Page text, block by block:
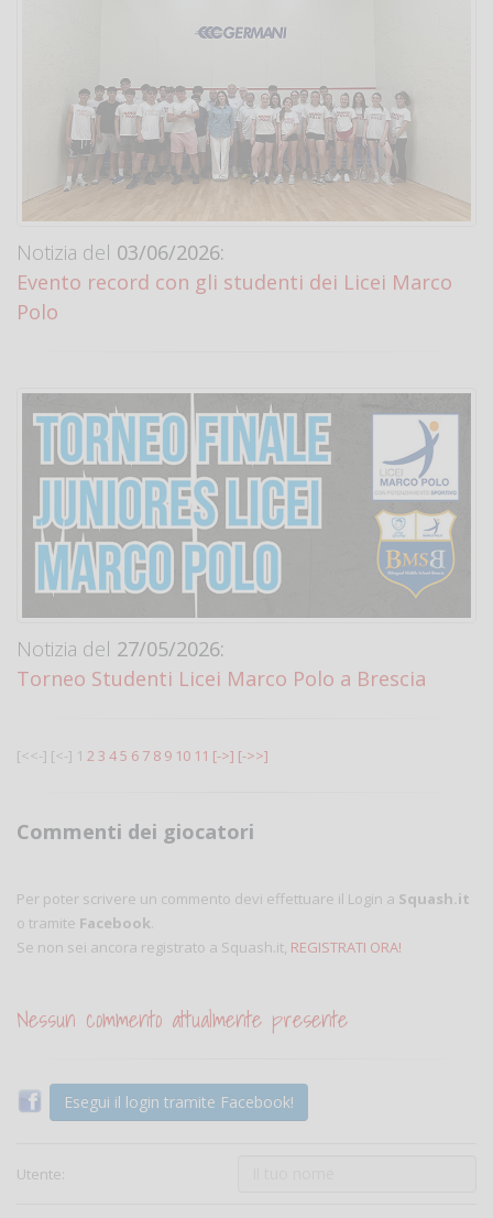
Notizia del 03/06/2026:
Evento record con gli studenti dei Licei Marco
Polo
Notizia del 27/05/2026:
Torneo Studenti Licei Marco Polo a Brescia
[<<-] [<-] 1 2 3 45 6 7 8 9 10 11 [->] [->>]
Commenti dei giocatori
Per poter scrivere un commento devi effettuare il Login a Squash.it
o tramite Facebook.
Se non sei ancora registrato a Squash.it, REGISTRATI ORA!
Nessun commento attualmente presente
Esegui il login tramite Facebook!
Utente: